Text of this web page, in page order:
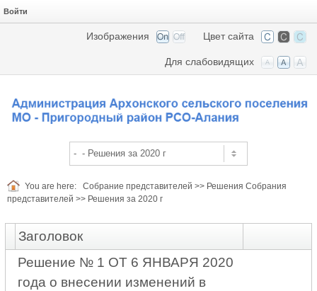
Войти
Цвет сайта
Изображения
Для слабовидящих
You are here: Собрание представителей >> Решения Собрания
представителей >> Решения за 2020 г
Заголовок
Решение № 1 ОТ 6 ЯНВАРЯ 2020
года о внесении изменений в